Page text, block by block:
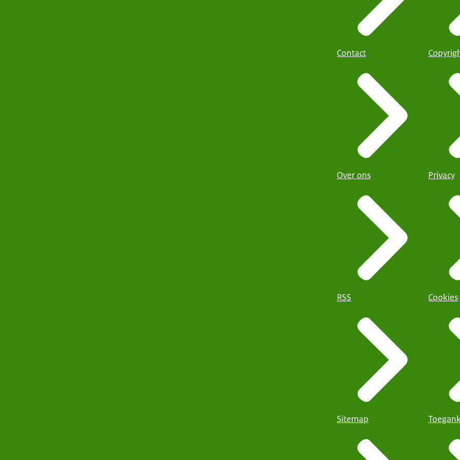
Contact
Over ons
RSS
Sitemap
Privacy
Cookies